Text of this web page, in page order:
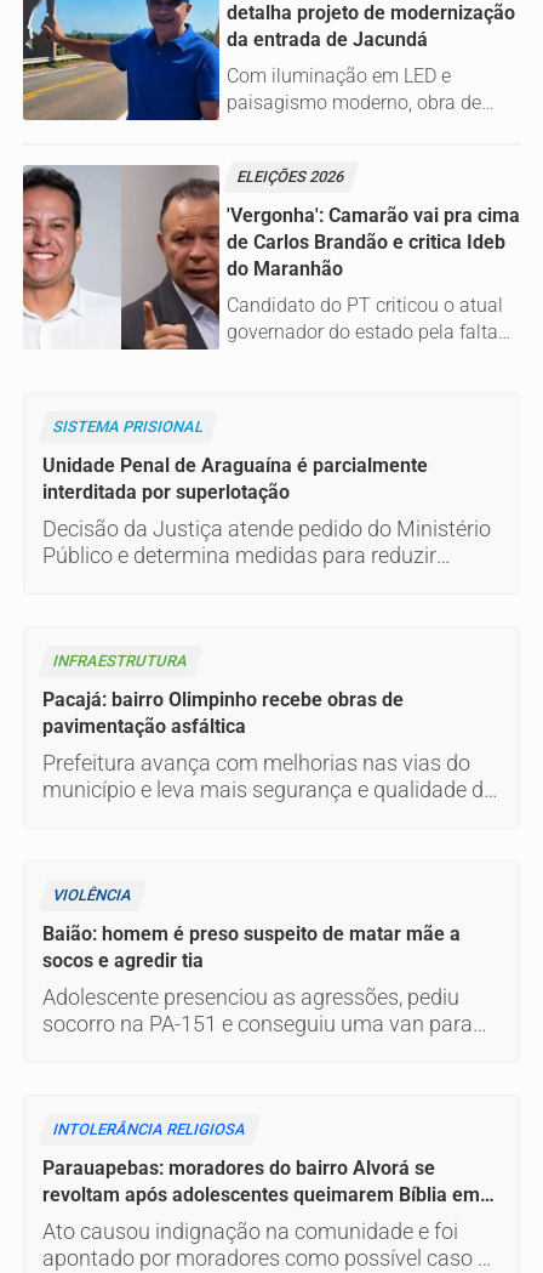
detalha projeto de modernização
da entrada de Jacundá
Com iluminação em LED e
paisagismo moderno, obra de
pelo prefeito
ELEIÇÕES 2026
'Vergonha': Camarão vai pra cima
de Carlos Brandão e critica Ideb
do Maranhão
Candidato do PT criticou o atual
governador do estado pela falta
SISTEMA PRISIONAL
Unidade Penal de Araguaína é parcialmente
interditada por superlotação
Decisão da Justiça atende pedido do Ministério
Público e determina medidas para reduzir
INFRAESTRUTURA
Pacajá: bairro Olimpinho recebe obras de
pavimentação asfáltica
Prefeitura avança com melhorias nas vias do
município e leva mais segurança e qualidade de
VIOLÊNCIA
Baião: homem é preso suspeito de matar mãe a
socos e agredir tia
Adolescente presenciou as agressões, pediu
socorro na PA-151 e conseguiu uma van para
INTOLERÂNCIA RELIGIOSA
Parauapebas: moradores do bairro Alvorá se
revoltam após adolescentes queimarem Bíblia em
frente a igreja
Ato causou indignação na comunidade e foi
apontado por moradores como possível caso de